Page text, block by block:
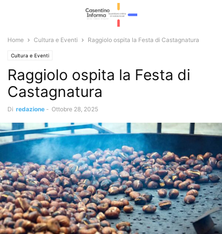
Home Cultura e Eventi Raggiolo ospita la Festa di Castagnatura
Cultura e Eventi
Raggiolo ospita la Festa di
Castagnatura
Di redazione - Ottobre 28, 2025